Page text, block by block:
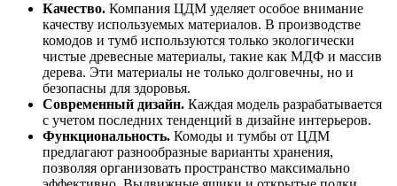
Качество. Компания ЦДМ уделяет особое внимание
качеству используемых материалов. В производстве
комодов и тумб используются только экологически
чистые древесные материалы, такие как МДФ и массив
дерева. Эти материалы не только долговечны, но и
безопасны для здоровья.
Современный дизайн. Каждая модель разрабатывается
с учетом последних тенденций в дизайне интерьеров.
Функциональность. Комоды и тумбы от ЦДМ
предлагают разнообразные варианты хранения,
позволяя организовать пространство максимально